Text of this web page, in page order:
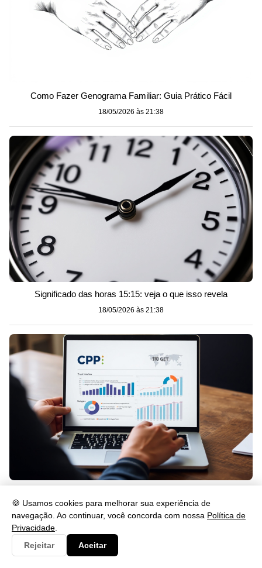
🍪 Usamos cookies para melhorar sua experiência de
navegação. Ao continuar, você concorda com nossa Política de
Privacidade
Rejeitar
Aceitar
Como Fazer Genograma Familiar: Guia Prático Fácil
18/05/2026 às 21:38
Significado das horas 15:15: veja o que isso revela
18/05/2026 às 21:38
18/05/2026 às 21:37
Categorias